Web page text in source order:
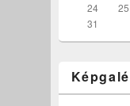
24
25
31